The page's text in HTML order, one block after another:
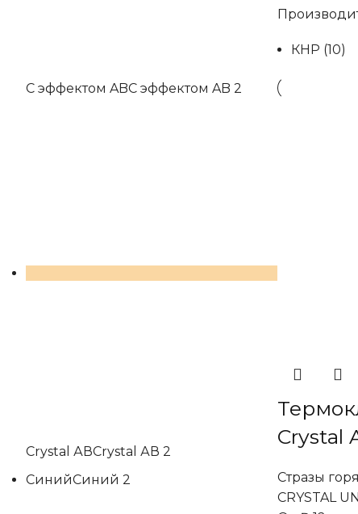
С эффектом ABС эффектом AB 2
Сrystal АВСrystal АВ 2
СинийСиний 2
КНР (10)
Crystal
Стразы
CRYSTAL